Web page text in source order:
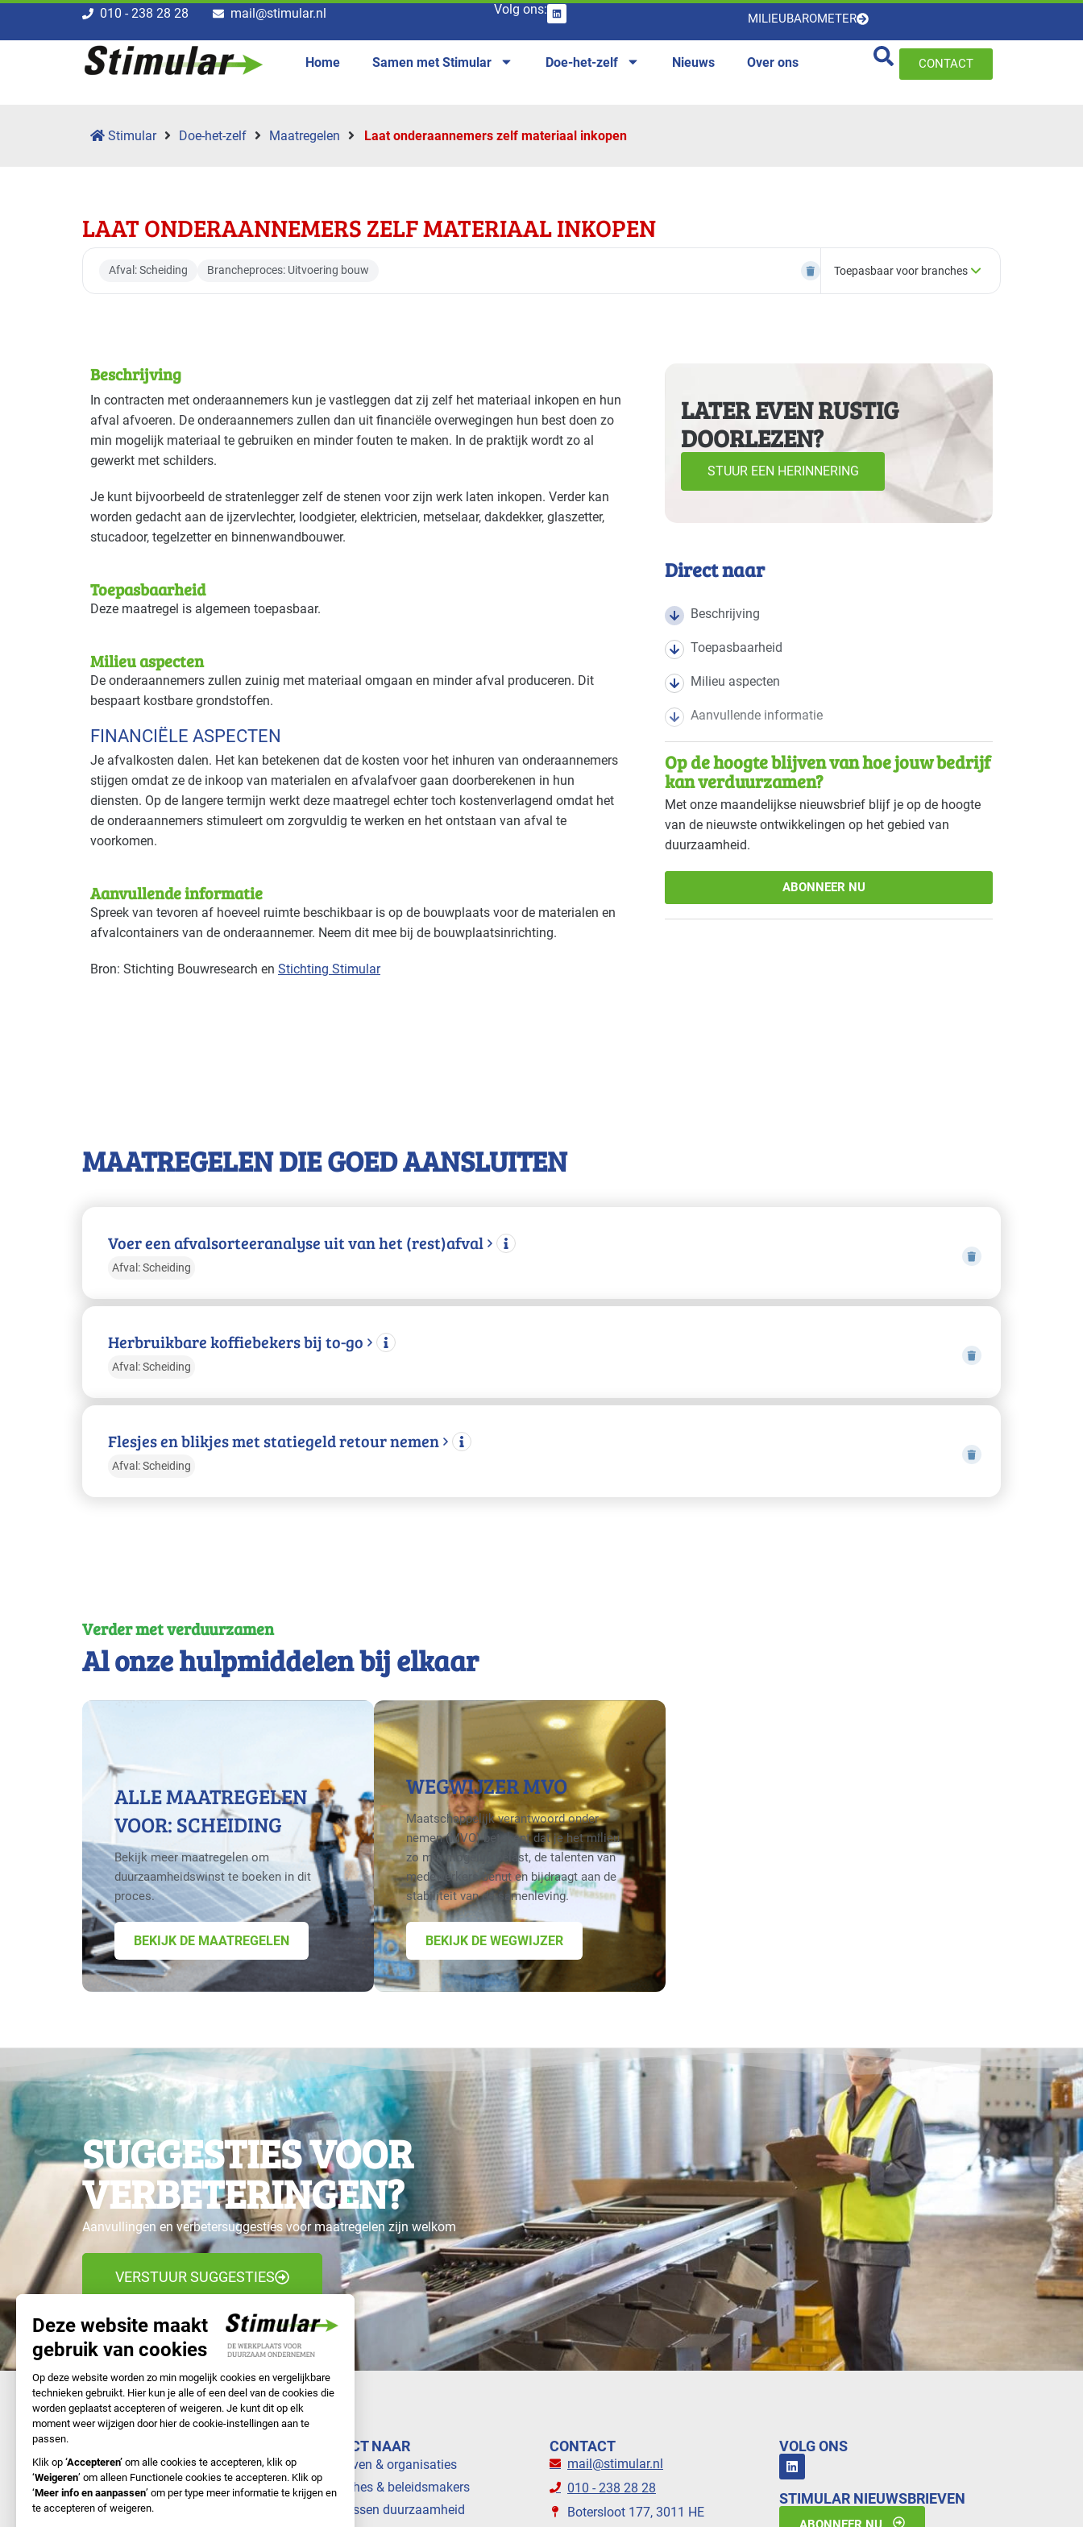
010 - 238 28 28 mail@stimular.nl Volg ons:
MILIEUBAROMETER
Home Samen met Stimular Doe-het-zelf Nieuws Over ons CONTACT
Stimular Doe-het-zelf Maatregelen Laat onderaannemers zelf materiaal inkopen
LAAT ONDERAANNEMERS ZELF MATERIAAL INKOPEN
Afval: Scheiding Brancheproces: Uitvoering bouw Toepasbaar voor branches
Deze maatregel is vaak toepasbaar in de volgende branches
Bouw - gemeentewerven Bouw - schilders en onderhoud Gevorderd
Beschrijving
In contracten met onderaannemers kun je vastleggen dat zij zelf het materiaal inkopen en hun
afval afvoeren. De onderaannemers zullen dan uit financiële overwegingen hun best doen zo
min mogelijk materiaal te gebruiken en minder fouten te maken. In de praktijk wordt zo al
gewerkt met schilders.
Je kunt bijvoorbeeld de stratenlegger zelf de stenen voor zijn werk laten inkopen. Verder kan
worden gedacht aan de ijzervlechter, loodgieter, elektricien, metselaar, dakdekker, glaszetter,
stucadoor, tegelzetter en binnenwandbouwer.
Toepasbaarheid
Deze maatregel is algemeen toepasbaar.
Milieu aspecten
De onderaannemers zullen zuinig met materiaal omgaan en minder afval produceren. Dit
bespaart kostbare grondstoffen.
FINANCIËLE ASPECTEN
Je afvalkosten dalen. Het kan betekenen dat de kosten voor het inhuren van onderaannemers
stijgen omdat ze de inkoop van materialen en afvalafvoer gaan doorberekenen in hun
diensten. Op de langere termijn werkt deze maatregel echter toch kostenverlagend omdat het
de onderaannemers stimuleert om zorgvuldig te werken en het ontstaan van afval te
voorkomen.
Aanvullende informatie
Spreek van tevoren af hoeveel ruimte beschikbaar is op de bouwplaats voor de materialen en
afvalcontainers van de onderaannemer. Neem dit mee bij de bouwplaatsinrichting.
Bron: Stichting Bouwresearch en Stichting Stimular
LATER EVEN RUSTIG
DOORLEZEN?
STUUR EEN HERINNERING
Direct naar
Beschrijving
Toepasbaarheid
Milieu aspecten
Aanvullende informatie
Op de hoogte blijven van hoe jouw bedrijf
kan verduurzamen?
Met onze maandelijkse nieuwsbrief blijf je op de hoogte
van de nieuwste ontwikkelingen op het gebied van
duurzaamheid.
ABONNEER NU
MAATREGELEN DIE GOED AANSLUITEN
Voer een afvalsorteeranalyse uit van het (rest)afval
Afval: Scheiding
Herbruikbare koffiebekers bij to-go
Afval: Scheiding
Flesjes en blikjes met statiegeld retour nemen
Afval: Scheiding
Verder met verduurzamen
Al onze hulpmiddelen bij elkaar
ALLE MAATREGELEN
VOOR: SCHEIDING
Bekijk meer maatregelen om
duurzaamheidswinst te boeken in dit
proces.
BEKIJK DE MAATREGELEN
WEGWIJZER MVO
Maatschappelijk verantwoord onder­
nemen (MVO) betekent dat je het milieu
zo min mogelijk belast, de talenten van
medewerkers benut en bijdraagt aan de
stabiliteit van de samenleving.
BEKIJK DE WEGWIJZER
SUGGESTIES VOOR
VERBETERINGEN?
Aanvullingen en verbetersuggesties voor maatregelen zijn welkom
VERSTUUR SUGGESTIES
Samen met Stimular
Doe-het-zelf
Nieuws
DIRECT NAAR
Bedrijven & organisaties
Branches & beleidsmakers
Cursussen duurzaamheid
CONTACT
mail@stimular.nl
010 - 238 28 28
Botersloot 177, 3011 HE
VOLG ONS
STIMULAR NIEUWSBRIEVEN